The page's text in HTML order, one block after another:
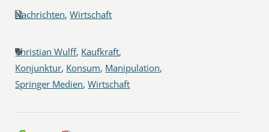
Nachrichten,Wirtschaft
Christian Wulff, Kaufkraft,
Konjunktur, Konsum, Manipulation,
Springer Medien,Wirtschaft